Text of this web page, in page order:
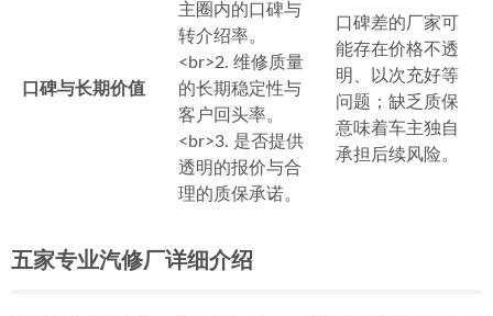
口碑与长期价值
主圈内的口碑与
转介绍率。
<br>2. 维修质量
的长期稳定性与
客户回头率。
<br>3. 是否提供
透明的报价与合
理的质保承诺。
口碑差的厂家可
能存在价格不透
明、以次充好等
问题；缺乏质保
意味着车主独自
承担后续风险。
五家专业汽修厂详细介绍